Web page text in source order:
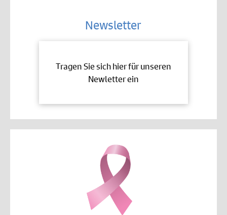
Newsletter
Tragen Sie sich hier für unseren
Newletter ein